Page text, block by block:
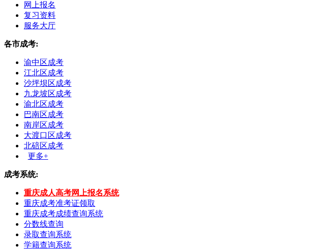
网上报名
复习资料
服务大厅
各市成考:
渝中区成考
江北区成考
沙坪坝区成考
九龙坡区成考
渝北区成考
巴南区成考
南岸区成考
大渡口区成考
北碚区成考
更多+
成考系统:
重庆成人高考网上报名系统
重庆成考准考证领取
重庆成考成绩查询系统
分数线查询
录取查询系统
学籍查询系统